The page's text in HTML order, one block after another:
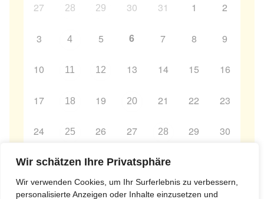
Wir schätzen Ihre Privatsphäre
Wir verwenden Cookies, um Ihr Surferlebnis zu verbessern,
personalisierte Anzeigen oder Inhalte einzusetzen und
27
28 29 30 31 1 2
3 4 5 6 7 8 9
10 11 12 13 14 15 16
17 18 19 20 21 22 23
24 25 26 27 28 29 30
31 1 2 3 4